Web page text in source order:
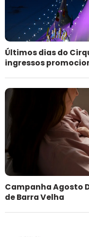
Últimos dias do
ingressos
Campanha Agosto
de Barra Velha